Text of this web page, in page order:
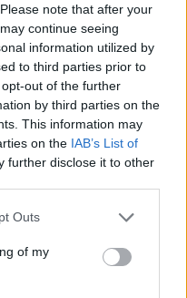
note that after your
continue seeing
information utilized by
to third parties prior to
out of the further
by third parties on the
This information may
on the IAB’s List of
further disclose it to other
one or more Google
You may click to
its third-party tags to
in below Google
Outs
of my
και η Τσέλσι
την άλλη. Ο Κόνορ
στο 76', ενώ ο
σε τετ-α-
άλλη μία σπουδαία
σε κοντινό πλασέ